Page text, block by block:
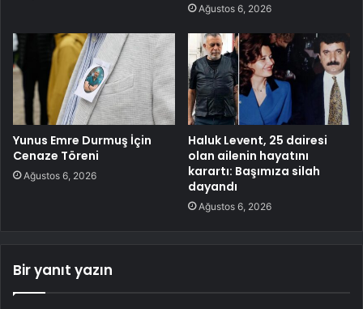
Ağustos 6, 2026
Yunus Emre Durmuş İçin
Cenaze Töreni
Ağustos 6, 2026
Haluk Levent, 25 dairesi
olan ailenin hayatını
karartı: Başımıza silah
dayandı
Ağustos 6, 2026
Bir yanıt yazın